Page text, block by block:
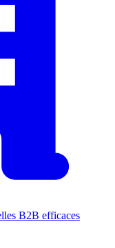
B2B efficaces